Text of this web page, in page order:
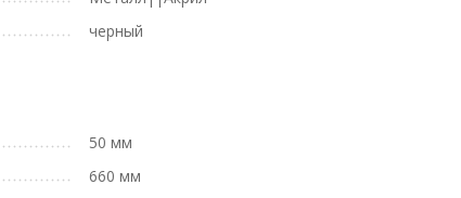
черный
50 мм
660 мм